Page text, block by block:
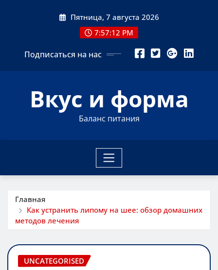
Пятница, 7 августа 2026
7:57:13 PM
Подписаться на нас
Вкус и форма
Баланс питания
Главная
Как устранить липому на шее: обзор домашних
методов лечения
UNCATEGORISED